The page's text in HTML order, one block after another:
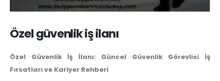
Özel güvenlik iş ilanı
Özel Güvenlik İş İlanı: Güncel Güvenlik Görevlisi İş
Fırsatları ve Kariyer Rehberi